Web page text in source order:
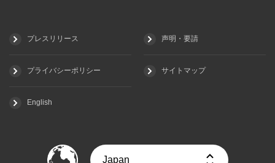
プレスリリース 声明・要請
プライバシーポリシー サイトマップ
English